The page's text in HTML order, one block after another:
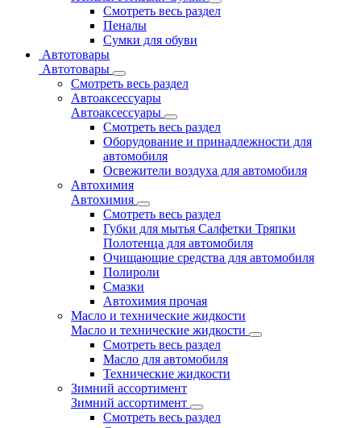
Смотреть весь раздел
Пеналы
Сумки для обуви
Автотовары
Автотовары
Смотреть весь раздел
Автоаксессуары
Автоаксессуары
Смотреть весь раздел
Оборудование и принадлежности для
автомобиля
Освежители воздуха для автомобиля
Автохимия
Автохимия
Смотреть весь раздел
Губки для мытья Салфетки Тряпки
Полотенца для автомобиля
Очищающие средства для автомобиля
Полироли
Смазки
Автохимия прочая
Масло и технические жидкости
Масло и технические жидкости
Смотреть весь раздел
Масло для автомобиля
Технические жидкости
Зимний ассортимент
Зимний ассортимент
Смотреть весь раздел